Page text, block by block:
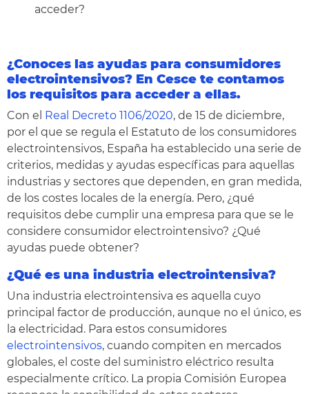
acceder?
¿Conoces las ayudas para consumidores
electrointensivos? En Cesce te contamos
los requisitos para acceder a ellas.
Con el Real Decreto 1106/2020, de 15 de diciembre,
por el que se regula el Estatuto de los consumidores
electrointensivos, España ha establecido una serie de
criterios, medidas y ayudas específicas para aquellas
industrias y sectores que dependen, en gran medida,
de los costes locales de la energía. Pero, ¿qué
requisitos debe cumplir una empresa para que se le
considere consumidor electrointensivo? ¿Qué
ayudas puede obtener?
¿Qué es una industria electrointensiva?
Una industria electrointensiva es aquella cuyo
principal factor de producción, aunque no el único, es
la electricidad. Para estos consumidores
electrointensivos, cuando compiten en mercados
globales, el coste del suministro eléctrico resulta
especialmente crítico. La propia Comisión Europea